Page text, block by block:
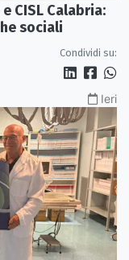
CISL Calabria:
sociali
Condividi su:
Ieri